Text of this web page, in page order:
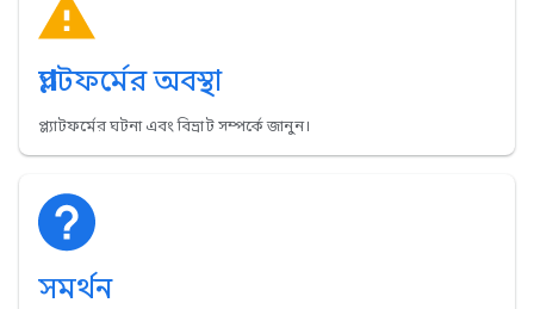
প্ল্যাটফর্মের অবস্থা
প্ল্যাটফর্মের ঘটনা এবং বিভ্রাট সম্পর্কে জানুন।
সমর্থন